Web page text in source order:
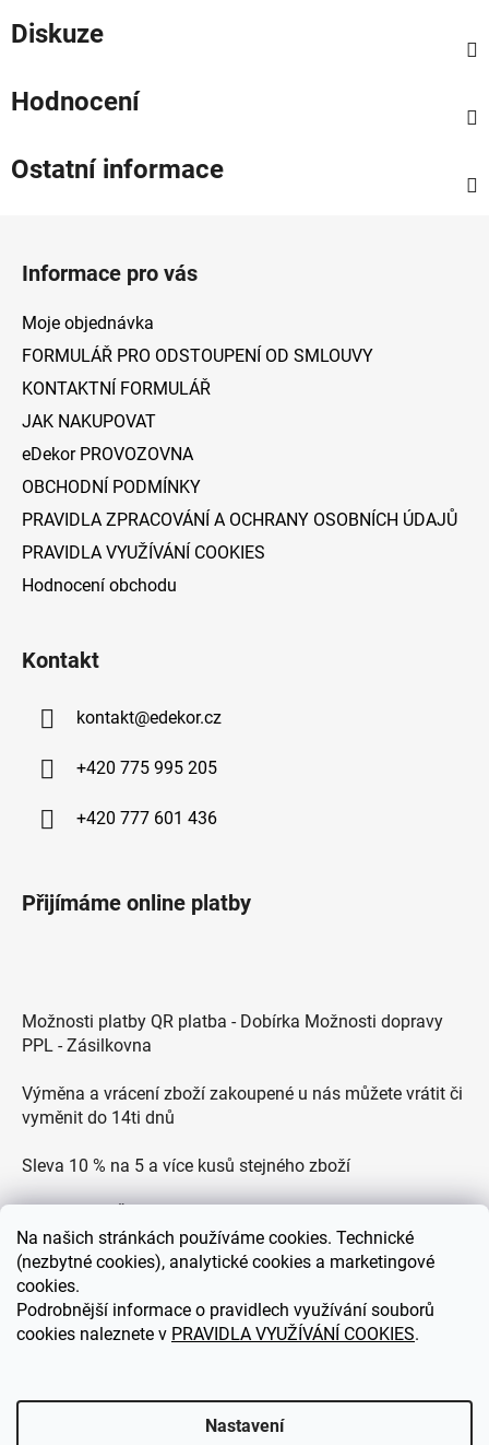
Na našich stránkách používáme cookies. Technické
(nezbytné cookies), analytické cookies a marketingové
cookies.
Podrobnější informace o pravidlech využívání souborů
cookies naleznete v PRAVIDLA VYUŽÍVÁNÍ COOKIES.
Nastavení
Diskuze
Hodnocení
Ostatní informace
Informace pro vás
Moje objednávka
FORMULÁŘ PRO ODSTOUPENÍ OD SMLOUVY
KONTAKTNÍ FORMULÁŘ
JAK NAKUPOVAT
eDekor PROVOZOVNA
OBCHODNÍ PODMÍNKY
PRAVIDLA ZPRACOVÁNÍ A OCHRANY OSOBNÍCH ÚDAJŮ
PRAVIDLA VYUŽÍVÁNÍ COOKIES
Hodnocení obchodu
Kontakt
kontakt@edekor.cz
+420 775 995 205
+420 777 601 436
Přijímáme online platby
Možnosti platby QR platba - Dobírka Možnosti dopravy
PPL - Zásilkovna
Výměna a vrácení zboží zakoupené u nás můžete vrátit či
vyměnit do 14ti dnů
Sleva 10 % na 5 a více kusů stejného zboží
Zákaznická podpora každý všední den od 9.00 do 18.00
hodin
eDEKOR.cz